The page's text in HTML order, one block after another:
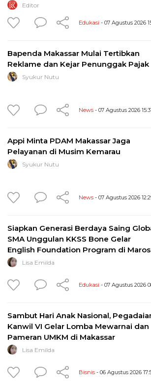
Editor
Edukasi - 07 Agustus 2026
Bapenda Makassar Mulai Tertibkan
Reklame dan Kejar Penunggak Pajak
Syukur Nutu
News - 07 Agustus 2026
Appi Minta PDAM Makassar Jaga
Pelayanan di Musim Kemarau
Syukur Nutu
News - 07 Agustus 2026
Siapkan Generasi Berdaya Saing
SMA Unggulan KKSS Bone Gelar
English Foundation Program di Maros
Lisa Emilda
Edukasi - 07 Agustus 2026
Sambut Hari Anak Nasional,
Kanwil VI Gelar Lomba Mewarnai dan
Pameran UMKM di Makassar
Lisa Emilda
Bisnis - 06 Agustus 2026